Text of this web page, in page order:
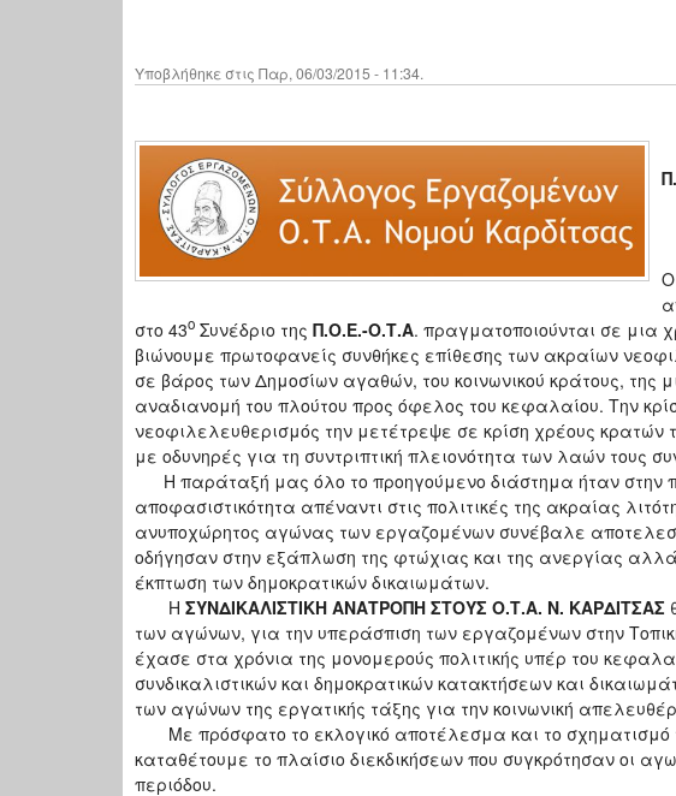
Υποβλήθηκε στις Παρ, 06/03/2015 - 11:34.
στο 43ο Συνέδριο της Π.Ο.Ε.-Ο.Τ.Α. πραγματοποιούνται σε μια
βιώνουμε πρωτοφανείς συνθήκες επίθεσης των ακραίων
σε βάρος των Δημοσίων αγαθών, του κοινωνικού κράτους, της
αναδιανομή του πλούτου προς όφελος του κεφαλαίου. Την
νεοφιλελευθερισμός την μετέτρεψε σε κρίση χρέους
με οδυνηρές για τη συντριπτική πλειονότητα των λαών τους
Η παράταξή μας όλο το προηγούμενο διάστημα ήταν στην
αποφασιστικότητα απέναντι στις πολιτικές της ακραίας
ανυποχώρητος αγώνας των εργαζομένων συνέβαλε
οδήγησαν στην εξάπλωση της φτώχιας και της ανεργίας
έκπτωση των δημοκρατικών δικαιωμάτων.
Η ΣΥΝΔΙΚΑΛΙΣΤΙΚΗ ΑΝΑΤΡΟΠΗ ΣΤΟΥΣ Ο.Τ.Α. Ν. ΚΑΡΔΙΤΣΑΣ
των αγώνων, για την υπεράσπιση των εργαζομένων στην
έχασε στα χρόνια της μονομερούς πολιτικής υπέρ του
συνδικαλιστικών και δημοκρατικών κατακτήσεων και
των αγώνων της εργατικής τάξης για την κοινωνική
Με πρόσφατο το εκλογικό αποτέλεσμα και το σχηματισμό
καταθέτουμε το πλαίσιο διεκδικήσεων που συγκρότησαν οι
περιόδου.